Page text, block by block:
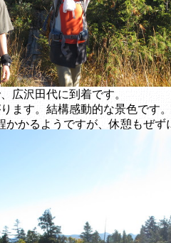
広沢田代に到着です。
ます。結構感動的な景色です。
かかるようですが、休憩もぜず